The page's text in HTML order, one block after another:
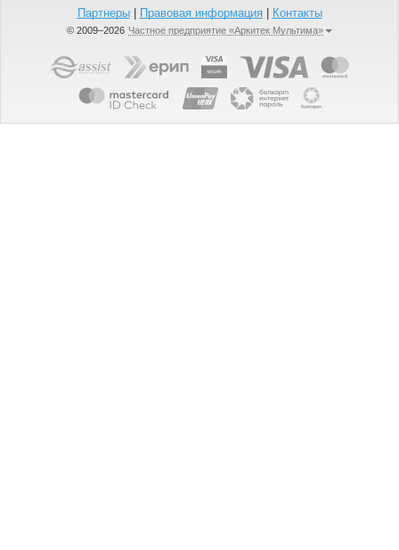
Партнеры| Правовая информация| Контакты
© 2009–2026 Частное предприятие «Аркитек Мультима»